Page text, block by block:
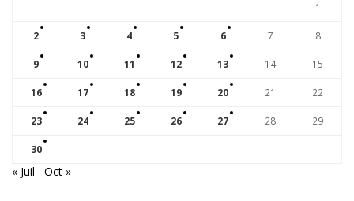
1
2 3 4 5 6 7 8
9 10 11 12 13 14 15
16 17 18 19 20 21 22
23 24 25 26 27 28 29
30
« Juil Oct »